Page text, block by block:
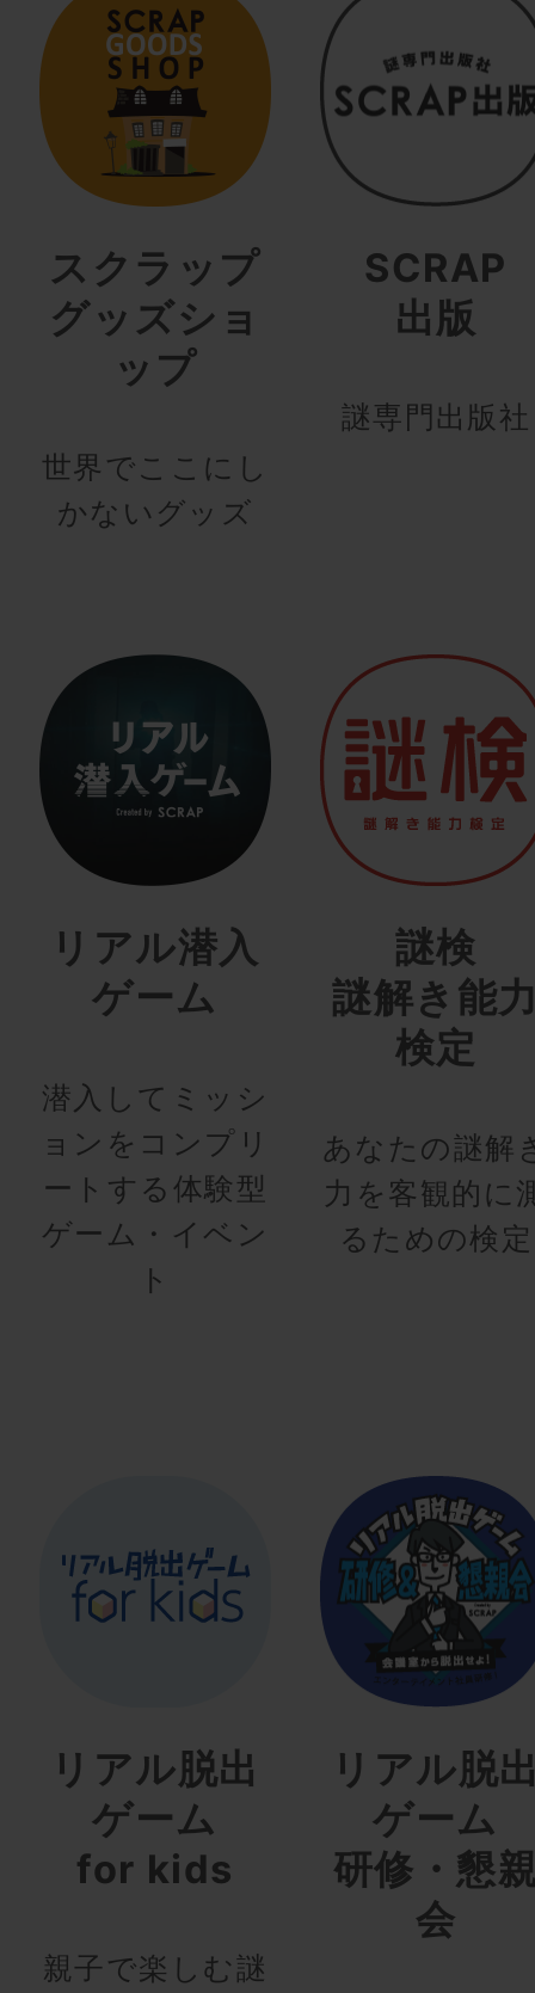
スクラップ
グッズショ
ップ
世界でここにし
かないグッズ
SCRAP
出版
謎専門出版社
リアル潜入
ゲーム
潜入してミッシ
ョンをコンプリ
ートする体験型
ゲーム・イベン
ト
謎検
謎解き能
検定
あなたの謎解
力を客観的に
るための検定
リアル脱出
ゲーム
for kids
親子で楽しむ謎
リアル脱
ゲーム
研修・懇
会